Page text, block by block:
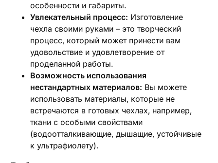
особенности и габариты.
Увлекательный процесс: Изготовление
чехла своими руками – это творческий
процесс‚ который может принести вам
удовольствие и удовлетворение от
проделанной работы.
Возможность использования
нестандартных материалов: Вы можете
использовать материалы‚ которые не
встречаются в готовых чехлах‚ например‚
ткани с особыми свойствами
(водоотталкивающие‚ дышащие‚ устойчивые
к ультрафиолету).